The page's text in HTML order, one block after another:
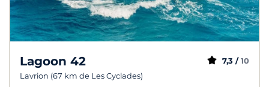
Lagoon 42
Lavrion (67 km de Les Cyclades)
7,3 / 10